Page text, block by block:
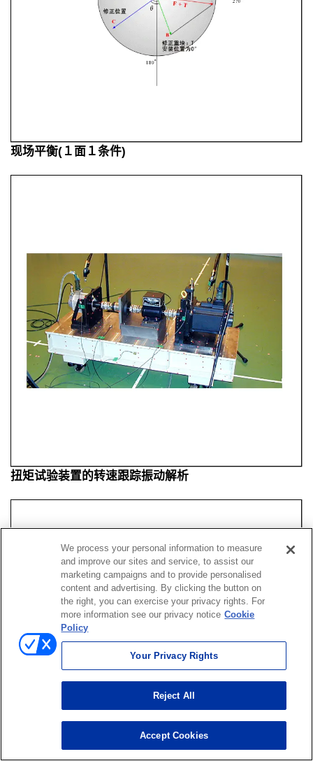
现场平衡(１面１条件)
扭矩试验装置的转速跟踪振动解析
We process your personal information to measure
and improve our sites and service, to assist our
marketing campaigns and to provide personalised
content and advertising. By clicking the button on
the right, you can exercise your privacy rights. For
more information see our privacy notice Cookie
Policy
Your Privacy Rights
Reject All
Accept Cookies